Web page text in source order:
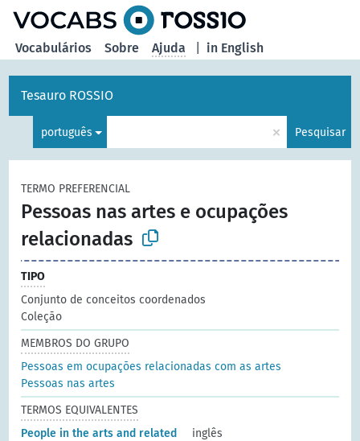
in English
Vocabulários Sobre Ajuda
Tesauro ROSSIO
português × Pesquisar
TERMO PREFERENCIAL
Pessoas nas artes e ocupações
relacionadas
TIPO
Conjunto de conceitos coordenados
Coleção
MEMBROS DO GRUPO
Pessoas em ocupações relacionadas com as artes
Pessoas nas artes
TERMOS EQUIVALENTES
People in the arts and related
inglês